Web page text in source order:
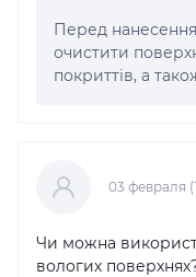
Перед
очистити
покриттів, а
03 февраля
Чи можна
вологих